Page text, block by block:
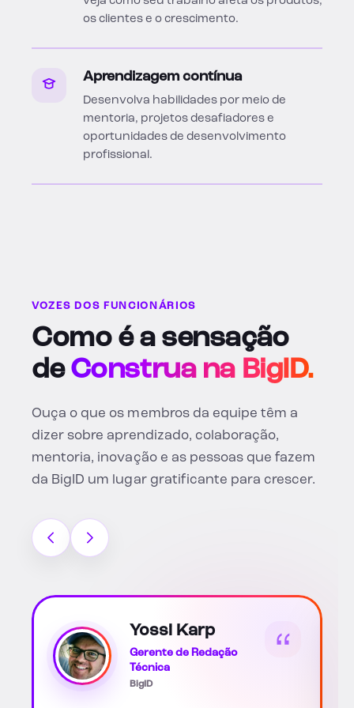
os clientes e o crescimento.
Aprendizagem contínua
Desenvolva habilidades por meio de
mentoria, projetos desafiadores e
oportunidades de desenvolvimento
profissional.
VOZES DOS FUNCIONÁRIOS
Como é a sensação
deConstrua na BigID.
Ouça o que os membros da equipe têm a
dizer sobre aprendizado, colaboração,
mentoria, inovação e as pessoas que fazem
da BigID um lugar gratificante para crescer.
Catarina Soto
Scott
Parceiro(a) Associado(a)
de Negócios de RH